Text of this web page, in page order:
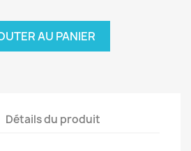
AU PANIER
Détails du produit